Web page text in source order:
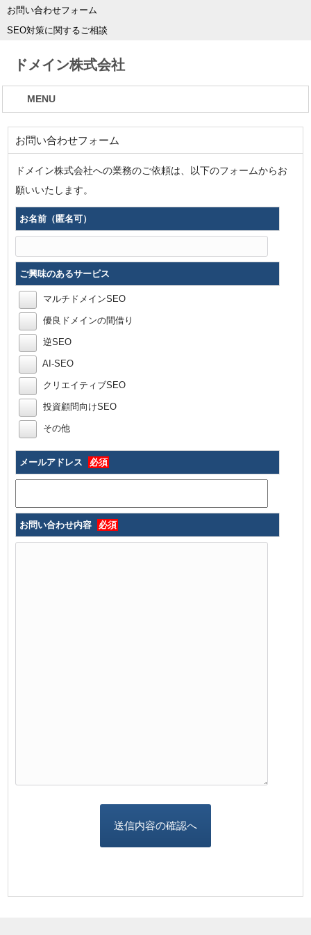
お問い合わせフォーム
SEO対策に関するご相談
ドメイン株式会社
MENU
お問い合わせフォーム
ドメイン株式会社への業務のご依頼は、以下のフォームからお
願いいたします。
お名前（匿名可）
ご興味のあるサービス
マルチドメインSEO
優良ドメインの間借り
逆SEO
AI-SEO
クリエイティブSEO
投資顧問向けSEO
その他
メールアドレス 必須
お問い合わせ内容 必須